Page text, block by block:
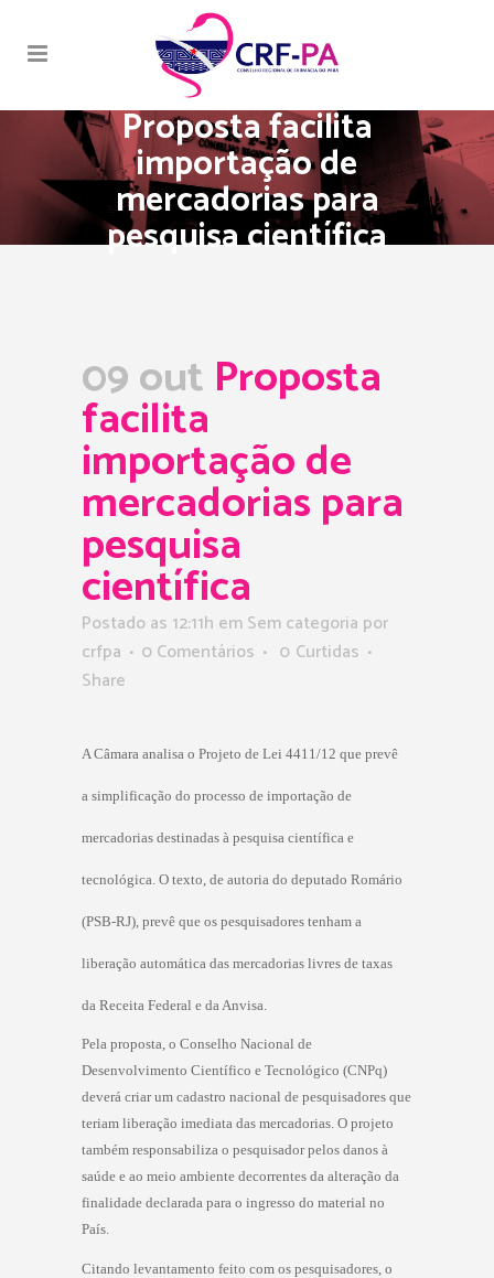
Proposta facilita
importação de
mercadorias para
pesquisa científica
09 out Proposta
facilita
importação de
mercadorias para
pesquisa
científica
Postado as 12:11h em Sem categoria por
crfpa
0 Comentários 0 Curtidas
Share
A Câmara analisa o Projeto de Lei 4411/12 que prevê
a simplificação do processo de importação de
mercadorias destinadas à pesquisa científica e
tecnológica. O texto, de autoria do deputado Romário
(PSB-RJ), prevê que os pesquisadores tenham a
liberação automática das mercadorias livres de taxas
da Receita Federal e da Anvisa.
Pela proposta, o Conselho Nacional de
Desenvolvimento Científico e Tecnológico (CNPq)
deverá criar um cadastro nacional de pesquisadores que
teriam liberação imediata das mercadorias. O projeto
também responsabiliza o pesquisador pelos danos à
saúde e ao meio ambiente decorrentes da alteração da
finalidade declarada para o ingresso do material no
País.
Citando levantamento feito com os pesquisadores, o